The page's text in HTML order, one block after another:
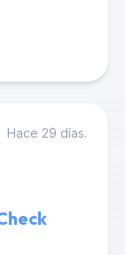
Hace 29 días.